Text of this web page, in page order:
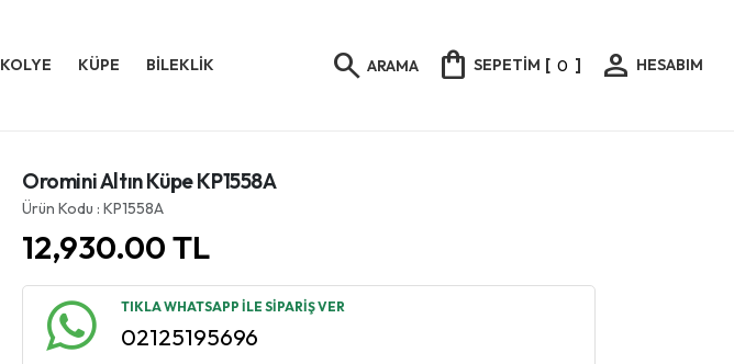
KOLYE KÜPE BİLEKLİK search ARAMA shopping_bag SEPETİM [ 0 ] person HESABIM
Oromini Altın Küpe KP1558A
Ürün Kodu : KP1558A
12,930.00TL
TIKLA WHATSAPP İLE SİPARİŞ VER
02125195696